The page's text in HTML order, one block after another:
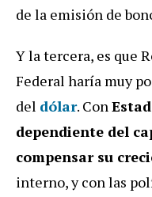
de la emisión de
Y la tercera, es que
Federal haría muy
del dólar. Con
dependiente del
compensar su
interno, y con las